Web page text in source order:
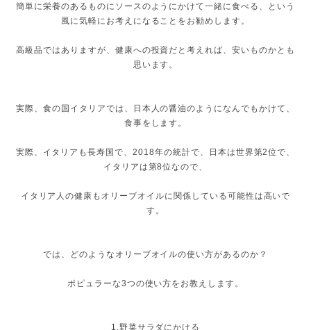
簡単に栄養のあるものにソースのようにかけて一緒に食べる、という
風に気軽にお考えになることをお勧めします。
高級品ではありますが、健康への投資だと考えれば、安いものかとも
思います。
実際、食の国イタリアでは、日本人の醤油のようになんでもかけて、
食事をします。
実際、イタリアも長寿国で、2018年の統計で、日本は世界第2位で、
イタリアは第8位なので、
イタリア人の健康もオリーブオイルに関係している可能性は高いで
す。
では、どのようなオリーブオイルの使い方があるのか？
ポピュラーな3つの使い方をお教えします。
1.野菜サラダにかける